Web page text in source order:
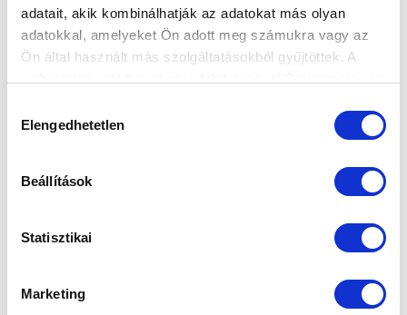
adatait, akik kombinálhatják az adatokat más olyan
adatokkal, amelyeket Ön adott meg számukra vagy az
Ön által használt más szolgáltatásokból gyűjtöttek. A
kiválasztása
Elengedhetetlen
Beállítások
Statisztikai
Marketing
2025-01-24 10:00:19
Horváth Dávid vezetőedző hosszabban is értékelte a
mieink eddigi felkészülését, az edzőtábort, az ott
lejátszott mérkőzé...